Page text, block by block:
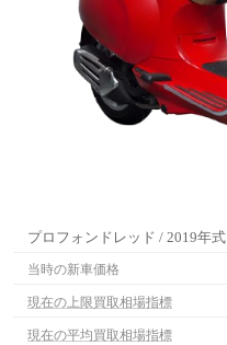
プロフォンドレッド / 2019年式
当時の新車価格
現在の上限買取相場指標
現在の平均買取相場指標